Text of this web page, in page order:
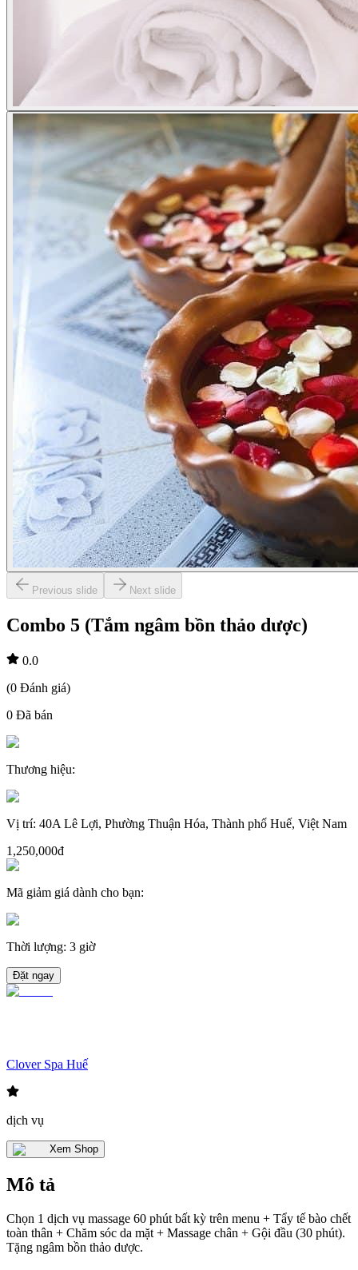
Previous slide Next slide
Combo 5 (Tắm ngâm bồn thảo dược)
0.0
(0 Đánh giá)
0 Đã bán
Thương hiệu:
Vị trí: 40A Lê Lợi, Phường Thuận Hóa, Thành phố Huế, Việt Nam
1,250,000đ
Mã giảm giá dành cho bạn:
Thời lượng: 3 giờ
Đặt ngay
Clover Spa Huế
dịch vụ
Xem Shop
Mô tả
Chọn 1 dịch vụ massage 60 phút bất kỳ trên menu + Tẩy tế bào chết
toàn thân + Chăm sóc da mặt + Massage chân + Gội đầu (30 phút).
Tặng ngâm bồn thảo dược.